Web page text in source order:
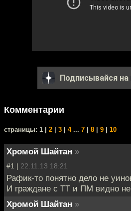
Подписывайся на
Комментарии
cтраницы: 1 | 2 3 4... 7 8 9 10
Хромой Шайтан »
#1 | 22.11.13 18:21
Рафик-то понятно дело не
И граждане с ТТ и ПМ видно
Хромой Шайтан »